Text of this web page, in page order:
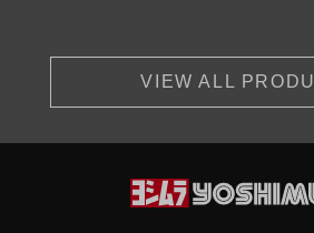
VIEW ALL